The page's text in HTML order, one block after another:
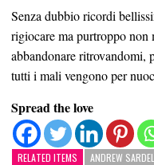
Senza dubbio ricordi
rigiocare ma purtroppo non
abbandonare ritrovandomi,
tutti i mali vengono per
Spread the love
RELATED ITEMS ANDREW